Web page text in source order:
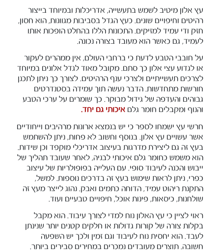
עץ אלון מיטיב לשמש בתעשייה, אדריכלות ובמיוחד בייצור
רהיטים וחיפויים שונים. כעץ הגדל בסביבות מגוונות, הוא חסון,
חזק ודי עמיד למזיקים. התכונות הללו בהחלט הופכות אותו
לעמיד, גם כאשר הוא מעובד בצורה נכונה.
על חובבי הטבע לדעת כי ברחבי העולם, אין ממהרים לעקור
או לגדוע עצי אלון כך סתם. מקובל מאוד לגדל אלונים במיוחד
לצרכים תעשייתיים ולצרכי ענף הרהיטים. לצורך כך ניתן לתכנן
חורשות מתחדשות. הדבר נעשה תוך עמידה בסטנדרטים
גבוהים והעדפה של גידול מבוקר. כך שומרים על ערכי הטבע
והנוף ומקבלים חומר גלם איכותי גם יחד.
חרשי עץ ישמחו לספר כי יש בנמצא ארונות מרהיבים וייחודיים
אשר עשויים עץ אלון. בנוסף וחשוב לא פחות, ניתן להשתמש
בעץ זה גם ליצירת מדרגות בעיצוב אדריכלי מוקפד וכן שידות.
הוא משמש כחומר גלם איכותי לבניה, לאחר שעובד תהליך של
ייבוש והכנה לעיבוד סופי. עם העלייה בפופולריות של עיצוב
כפרי, ניתן לראות שימוש בעץ זה בדרכים נוספות. למשל,
התקנת ריהוט עמיד, הדוחה כתמים ואבק. נהוג לייצר מעץ זה
שולחנות, כיסאות, פינות אוכל, חיפויים טבעיים ועוד.
ראוי לציין כי עץ האלון נוח למדי לצורך עיבוד. הוא מקבל
בקלות צורה של קורות גדולות או חלקים קטנים יותר שנינתן
לעבד. הוא יחסית נוח לעיבוד וגם זמין ולכך יש השפעה
חשובה. תוצרים מעובדים נמכרים במחירים סבירים ביותר.